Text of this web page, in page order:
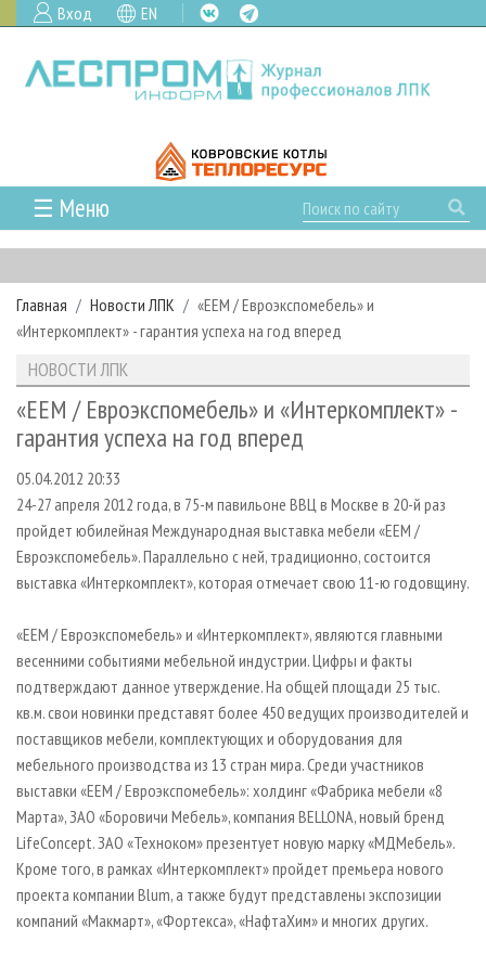
Вход EN
☰ Меню
ГЛАВНАЯ
РУБРИКИ И ТЕМЫ
РУБРИКИ ЖУРНАЛА
ЛЕСОЗАГОТОВКА
ЛЕСОПИЛЕНИЕ
СУШКА ДРЕВЕСИНЫ
ПРОИЗВОДСТВО ДРЕВЕСНЫХ ПЛИТ
ДЕРЕВЯННОЕ ДОМОСТРОЕНИЕ
БИОЭНЕРГЕТИКА
ЦБП
ИНСТРУМЕНТ И МАТЕРИАЛЫ
НОВОСТИ
НОВОСТИ ЛПК
НОВОСТИ ЖУРНАЛА
ПРОЕКТЫ ЛПИ
АНАЛИТИКА
ПРЕДПРИЯТИЯ ЛПК
ПЕРСОНЫ
МОБИЛЬНЫЕ ВЫСТАВКИ
ОФИЦИАЛЬНЫЕ ДЕЛЕГАЦИИ
RUSSIAN FORESTRY REVIEW
ГАЗЕТА ЛЕСПРОМФОРУМ
БИБЛИОТЕКА СПЕЦИАЛИСТА
АРХИВ
АРХИВ ЖУРНАЛОВ
О ЖУРНАЛЕ
ПОДПИСКА
КОНТАКТЫ
РЕКЛАМОДАТЕЛЯМ
РЕКЛАМА
РЕКЛАМА НА САЙТЕ
Главная Новости ЛПК
«EEM / Евроэкспомебель» и
«Интеркомплект» - гарантия успеха на год вперед
НОВОСТИ ЛПК
«EEM / Евроэкспомебель» и «Интеркомплект» -
гарантия успеха на год вперед
05.04.2012 20:33
24-27 апреля 2012 года, в 75-м павильоне ВВЦ в Москве в 20-й раз
пройдет юбилейная Международная выставка мебели «EEM /
Евроэкспомебель». Параллельно с ней, традиционно, состоится
выставка «Интеркомплект», которая отмечает свою 11-ю годовщину.
«EEM / Евроэкспомебель» и «Интеркомплект», являются главными
весенними событиями мебельной индустрии. Цифры и факты
подтверждают данное утверждение. На общей площади 25 тыс.
кв.м. свои новинки представят более 450 ведущих производителей и
поставщиков мебели, комплектующих и оборудования для
мебельного производства из 13 стран мира. Среди участников
выставки «EEM / Евроэкспомебель»: холдинг «Фабрика мебели «8
Марта», ЗАО «Боровичи Мебель», компания BELLONA, новый бренд
LifeConcept. ЗАО «Техноком» презентует новую марку «МДМебель».
Кроме того, в рамках «Интеркомплект» пройдет премьера нового
проекта компании Blum, а также будут представлены экспозиции
компаний «Макмарт», «Фортекса», «НафтаХим» и многих других.